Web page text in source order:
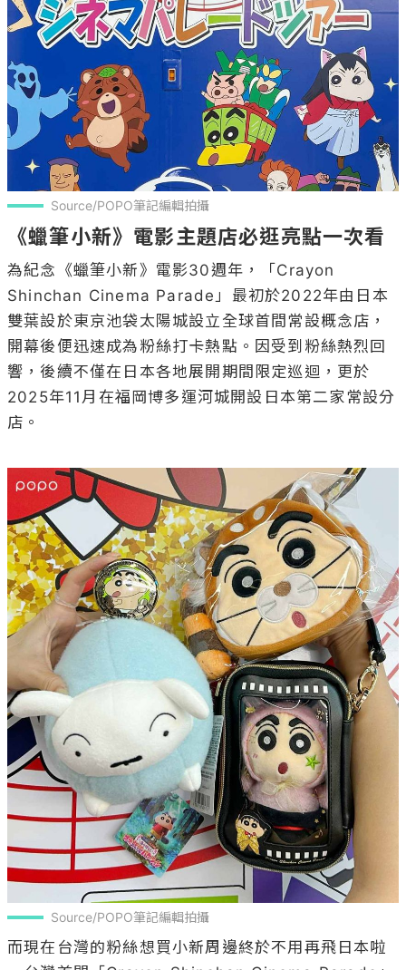
Source/POPO筆記編輯拍攝
《蠟筆小新》電影主題店必逛亮點一次看
為紀念《蠟筆小新》電影30週年，「Crayon
Shinchan Cinema Parade」最初於2022年由日本
雙葉設於東京池袋太陽城設立全球首間常設概念店，
開幕後便迅速成為粉絲打卡熱點。因受到粉絲熱烈回
響，後續不僅在日本各地展開期間限定巡迴，更於
2025年11月在福岡博多運河城開設日本第二家常設分
店。
Source/POPO筆記編輯拍攝
而現在台灣的粉絲想買小新周邊終於不用再飛日本啦